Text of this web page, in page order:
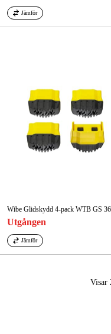
Jämför
Wibe Glidskydd 4-pack WTB GS 36
Utgången
Jämför
Visar